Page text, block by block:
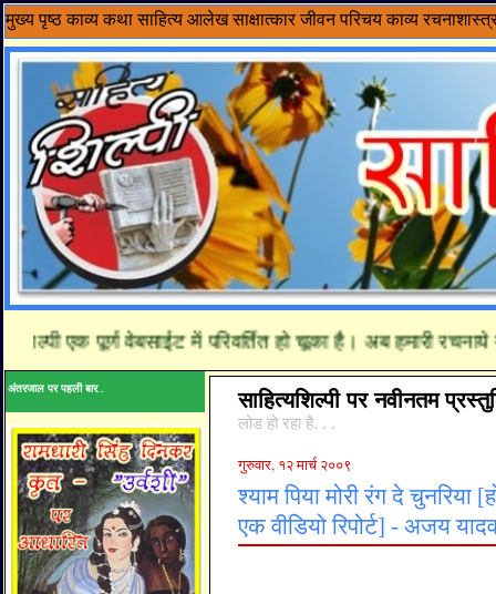
मुख्य पृष्ठ काव्य कथा साहित्य आलेख साक्षात्कार जीवन परिचय काव्य
एक पूर्ण वेबसाईट में परिवर्तित हो चूका है। अब हमारी
अंतरजाल पर पहली बार.. साहित्यशिल्पी पर नवीनतम
लोड हो रहा है. . .
गुरुवार, १२ मार्च २००९
श्याम पिया मोरी रंग दे चुनरिया
एक वीडियो रिपोर्ट] - अजय